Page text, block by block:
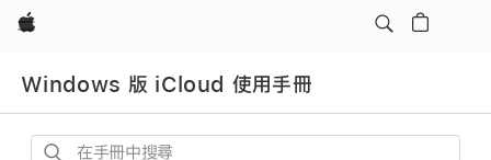
Apple
Windows 版 iCloud 使用手冊
在